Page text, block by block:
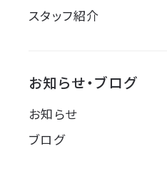
スタッフ紹介
お知らせ・ブログ
お知らせ
ブログ